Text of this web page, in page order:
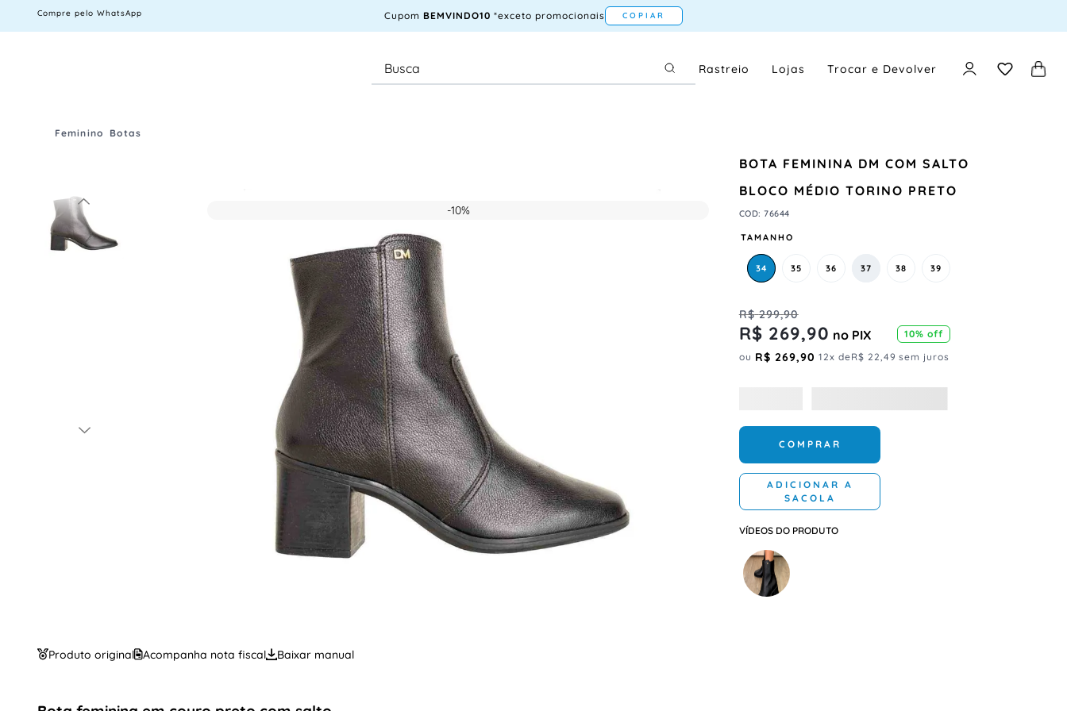
Compre pelo WhatsApp Cupom BEMVINDO10 *exceto promocionais COPIAR
Rastreio Lojas Trocar e Devolver
Feminino Botas
-10%
BOTA FEMININA DM COM SALTO
BLOCO MÉDIO TORINO PRETO
COD:76644
TAMANHO
34 35 36 37 38 39
R$ 299,90
R$ 269,90 no PIX 10% off
ou R$ 269,90 12x deR$ 22,49 sem juros
COMPRAR
ADICIONAR A
SACOLA
VÍDEOS DO PRODUTO
Produto original Acompanha nota fiscal Baixar manual